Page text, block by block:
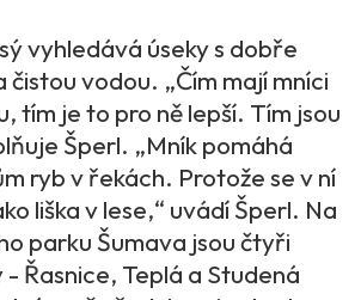
vyhledává úseky s dobře
čistou vodou. „Čím mají mníci
tím je to pro ně lepší. Tím jsou
Šperl. „Mník pomáhá
ryb v řekách. Protože se v ní
liška v lese,“ uvádí Šperl. Na
parku Šumava jsou čtyři
Řasnice, Teplá a Studená